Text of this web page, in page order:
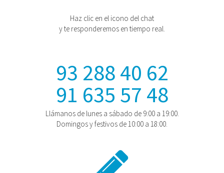
Haz clic en el icono del chat
y te responderemos en tiempo real.
93 288 40 62
91 635 57 48
Llámanos de lunes a sábado de 9:00 a 19:00.
Domingos y festivos de 10:00 a 18:00.